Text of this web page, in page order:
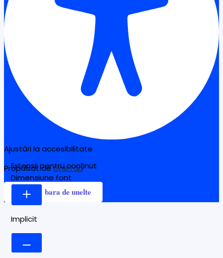
Ajustări la accesibilitate
Propulsat deOneTap
Ascunde bara de unelte
Extensii pentru conținut
Dimensiune font
Implicit